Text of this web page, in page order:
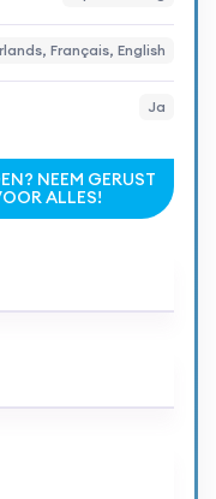
Français, English
Ja
NEEM GERUST
ALLES!